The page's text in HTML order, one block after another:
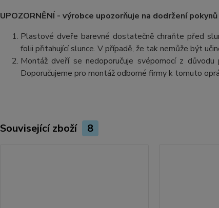
UPOZORNĚNÍ - výrobce upozorňuje na dodržení
Plastové dveře barevné dostatečně chraňte před
folii přitahující slunce. V případě, že tak nemůže být
Montáž dveří se nedoporučuje svépomocí z
Doporučujeme pro montáž odborné firmy k tomuto
Související zboží 8